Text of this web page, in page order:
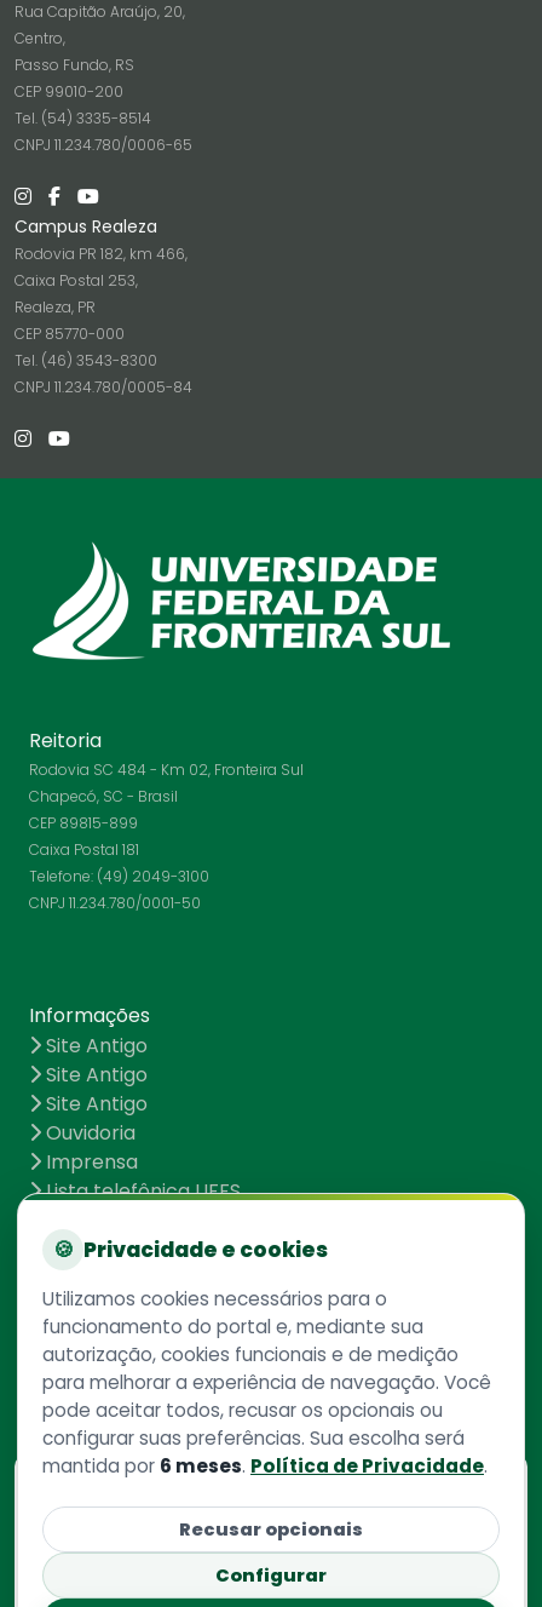
Rua Capitão Araújo, 20,
Centro,
Passo Fundo, RS
CEP 99010-200
Tel. (54) 3335-8514
CNPJ 11.234.780/0006-65
Campus Realeza
Rodovia PR 182, km 466,
Caixa Postal 253,
Realeza, PR
CEP 85770-000
Tel. (46) 3543-8300
CNPJ 11.234.780/0005-84
Reitoria
Rodovia SC 484 - Km 02, Fronteira Sul
Chapecó, SC - Brasil
CEP 89815-899
Caixa Postal 181
Telefone: (49) 2049-3100
CNPJ 11.234.780/0001-50
Informações
Site Antigo
Site Antigo
Site Antigo
Ouvidoria
Imprensa
Lista telefônica UFFS
UFFS contra o Aedes
Mapa do site
Redes Sociais
o cadastro da instituição no
Sistema e-Mec
🍪 Privacidade e cookies
Utilizamos cookies necessários para o
funcionamento do portal e, mediante sua
autorização, cookies funcionais e de medição
para melhorar a experiência de navegação. Você
pode aceitar todos, recusar os opcionais ou
configurar suas preferências. Sua escolha será
mantida por 6 meses. Política de Privacidade.
Recusar opcionais
Configurar